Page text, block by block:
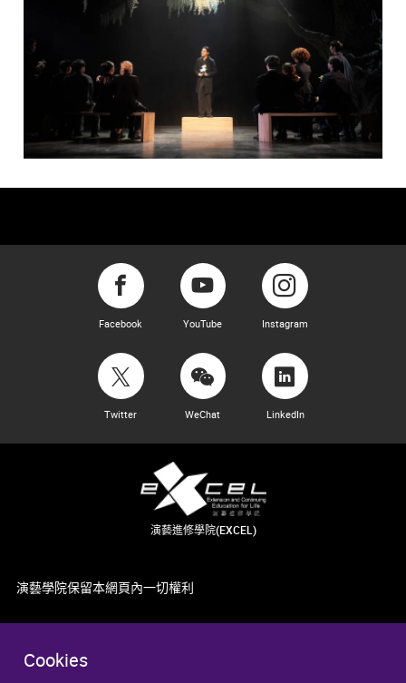
Cookies
Facebook YouTube Instagram
Twitter WeChat LinkedIn
演藝進修學院(EXCEL)
演藝學院保留本網頁內一切權利